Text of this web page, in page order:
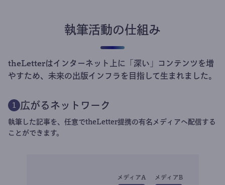
執筆活動の仕組み
theLetterはインターネット上に「深い」コンテンツを増
やすため、未来の出版インフラを目指して生まれました。
1 広がるネットワーク
執筆した記事を、任意でtheLetter提携の有名メディアへ配信する
ことができます。